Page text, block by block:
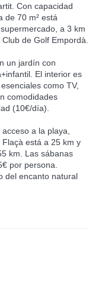
Con capacidad
de 70 m² está
a 3 km
de Golf Empordà.
un jardín con
El interior es
como TV,
comodidades
(10€/día).
a la playa,
está a 25 km y
km. Las sábanas
por persona.
del encanto natural